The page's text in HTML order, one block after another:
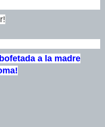
a la madre